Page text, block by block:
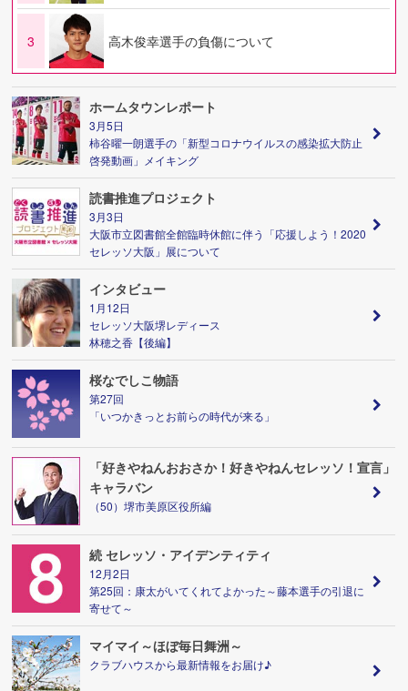
3 高木俊幸選手の負傷について
ホームタウンレポート
3月5日
柿谷曜一朗選手の「新型コロナウイルスの感染拡大防止
啓発動画」メイキング
読書推進プロジェクト
3月3日
大阪市立図書館全館臨時休館に伴う「応援しよう！2020
セレッソ大阪」展について
インタビュー
1月12日
セレッソ大阪堺レディース
林穂之香【後編】
桜なでしこ物語
第27回
「いつかきっとお前らの時代が来る」
「好きやねんおおさか！好きやねんセレッソ！宣言」
キャラバン
（50）堺市美原区役所編
続 セレッソ・アイデンティティ
12月2日
第25回：康太がいてくれてよかった～藤本選手の引退に
寄せて～
マイマイ～ほぼ毎日舞洲～
クラブハウスから最新情報をお届け♪